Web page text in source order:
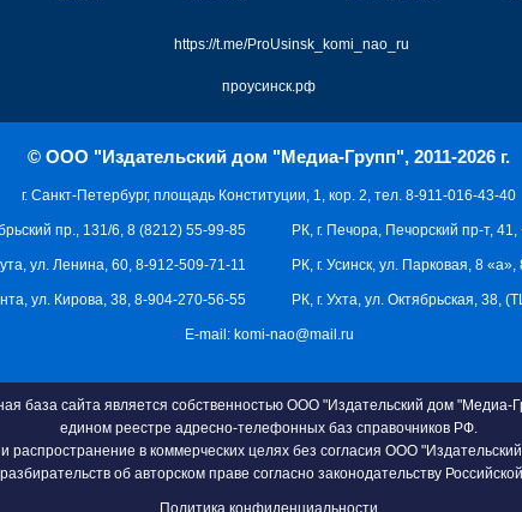
https://t.me/ProUsinsk_komi_nao_ru
проусинск.рф
© ООО "Издательский дом "Медиа-Групп", 2011-2026 г.
г. Санкт-Петербург, площадь Конституции, 1, кор. 2, тел. 8-911-016-43-40
РК, г. Печора, Печорский пр-т,
РК, г. Усинск, ул. Парковая, 8
РК, г. Ухта, ул. Октябрьская, 38,
пр., 131/6, 8 (8212) 55-99-85
ул. Ленина, 60, 8-912-509-71-11
ул. Кирова, 38, 8-904-270-56-55
E-mail: komi-nao@mail.ru
база сайта является собственностью ООО "Издательский дом "Медиа-
едином реестре адресно-телефонных баз справочников РФ.
распространение в коммерческих целях без согласия ООО
об авторском праве согласно законодательству
Политика конфиденциальности